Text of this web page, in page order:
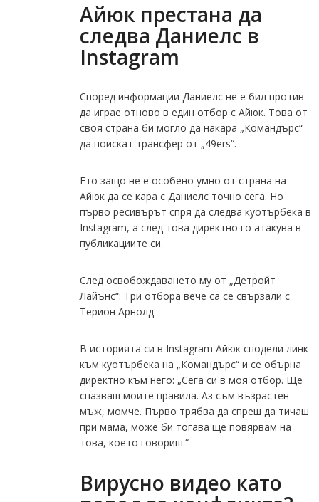
Айюк престана да
следва Даниелс в
Instagram
Според информации Даниелс не е бил против
да играе отново в един отбор с Айюк. Това от
своя страна би могло да накара „Командърс“
да поискат трансфер от „49ers“.
Ето защо не е особено умно от страна на
Айюк да се кара с Даниелс точно сега. Но
първо ресивърът спря да следва куотърбека в
Instagram, а след това директно го атакува в
публикациите си.
След освобождаването му от „Детройт
Лайънс“: Три отбора вече са се свързали с
Терион Арнолд
В историята си в Instagram Айюк сподели линк
към куотърбека на „Командърс“ и се обърна
директно към него: „Сега си в моя отбор. Ще
спазваш моите правила. Аз съм възрастен
мъж, момче. Първо трябва да спреш да тичаш
при мама, може би тогава ще повярвам на
това, което говориш.“
Вирусно видео като